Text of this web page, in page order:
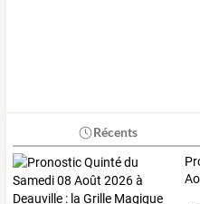
Récents